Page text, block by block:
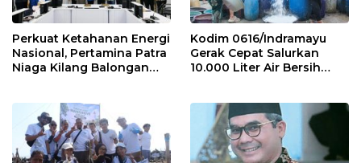
Perkuat Ketahanan Energi
Nasional, Pertamina Patra
Niaga Kilang Balongan
Kodim 0616/Indramayu
Gerak Cepat Salurkan
10.000 Liter Air Bersih